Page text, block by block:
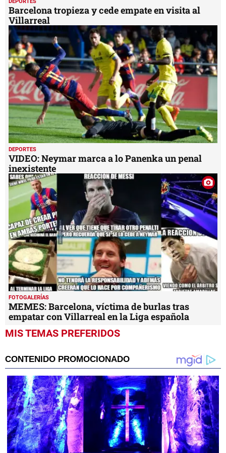
DEPORTES
Barcelona tropieza y cede empate en visita al
Villarreal
DEPORTES
VIDEO: Neymar marca a lo Panenka un penal
inexistente
FOTOGALERÍAS
MEMES: Barcelona, víctima de burlas tras
empatar con Villarreal en la Liga española
MIS TEMAS PREFERIDOS